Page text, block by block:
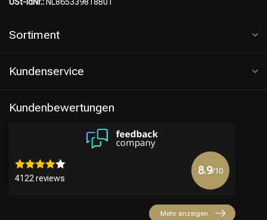
Sortiment
Kundenservice
Kundenbewertungen
4122 reviews
8.9/10
Mehr anzeigen